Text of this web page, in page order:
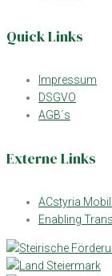
Quick Links
Impressum
DSGVO
AGB´s
Externe Links
ACstyria
Enabling